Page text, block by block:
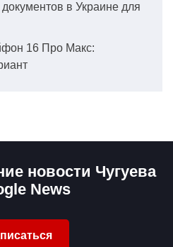
в Украине для
16 Про Макс:
новости Чугуева
News